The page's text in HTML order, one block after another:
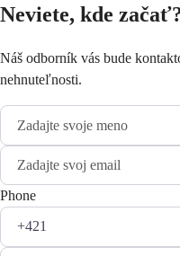
Neviete, kde
Náš odborník vás bude
nehnuteľnosti.
Phone